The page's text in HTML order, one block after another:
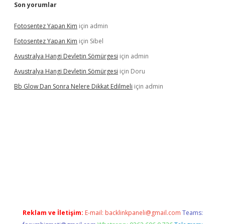
Son yorumlar
Fotosentez Yapan Kim için admin
Fotosentez Yapan Kim için Sibel
Avustralya Hangi Devletin Sömürgesi için admin
Avustralya Hangi Devletin Sömürgesi için Doru
Bb Glow Dan Sonra Nelere Dikkat Edilmeli için admin
Reklam ve İletişim: E-mail: backlinkpaneli@gmail.com Teams: